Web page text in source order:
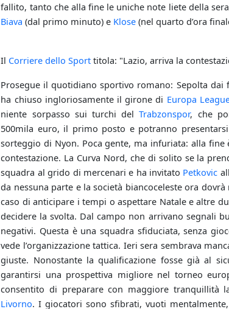
fallito, tanto che alla fine le uniche note liete della
Biava (dal primo minuto) e Klose (nel quarto d’ora
Il Corriere dello Sport titola: "Lazio, arriva la
Prosegue il quotidiano sportivo romano: Sepolta dai
ha chiuso ingloriosamente il girone di Europa
niente sorpasso sui turchi delTrabzonspor, che
500mila euro, il primo posto e potranno
sorteggio di Nyon. Poca gente, ma infuriata: alla fine
contestazione. La Curva Nord, che di solito se la
squadra al grido di mercenari e ha invitato Petkovic
da nessuna parte e la società biancoceleste ora
caso di anticipare i tempi o aspettare Natale e altre
decidere la svolta. Dal campo non arrivano segnali
negativi. Questa è una squadra sfiduciata, senza
vede l’organizzazione tattica. Ieri sera sembrava
giuste. Nonostante la qualificazione fosse già al
garantirsi una prospettiva migliore nel torneo
consentito di preparare con maggiore tranquillità
Livorno. I giocatori sono sfibrati, vuoti